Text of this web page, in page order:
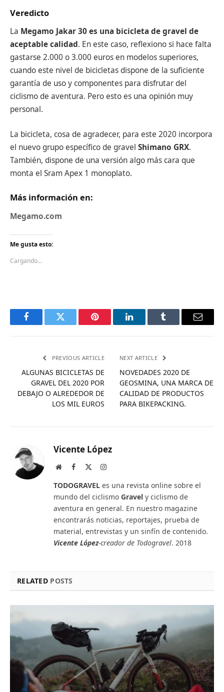
Veredicto
La Megamo Jakar 30 es una bicicleta de gravel de
aceptable calidad. En este caso, reflexiono si hace falta
gastarse 2.000 o 3.000 euros en modelos superiores,
cuando este nivel de bicicletas dispone de la suficiente
garantía de uso y componentes para disfrutar del
ciclismo de aventura. Pero esto es una opinión muy
personal.
La bicicleta, cosa de agradecer, para este 2020 incorpora
el nuevo grupo específico de gravel Shimano GRX.
También, dispone de una versión algo más cara que
monta el Sram Apex 1 monoplato.
Más información en:
Megamo.com
Me gusta esto:
Cargando...
FacebookTwitter Pinterest LinkedInTumblr Email
PREVIOUS ARTICLE
ALGUNAS BICICLETAS DE
GRAVEL DEL 2020 POR
DEBAJO O ALREDEDOR DE
LOS MIL EUROS
NEXT ARTICLE
NOVEDADES 2020 DE
GEOSMINA, UNA MARCA DE
CALIDAD DE PRODUCTOS
PARA BIKEPACKING.
Vicente López
WebsiteFacebook Instagram
TODOGRAVEL es una revista online sobre el
mundo del ciclismo Gravel y ciclismo de
aventura en general. En nuestro magazine
encontrarás noticias, reportajes, prueba de
material, entrevistas y un sinfín de contenido.
Vicente López-creador de Todogravel. 2018
RELATED POSTS